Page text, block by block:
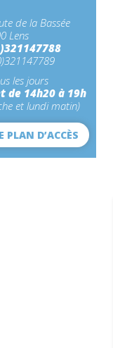
de la Bassée
Lens
les jours
de 14h20 à 19h
et lundi matin)
PLAN D’ACCÈS